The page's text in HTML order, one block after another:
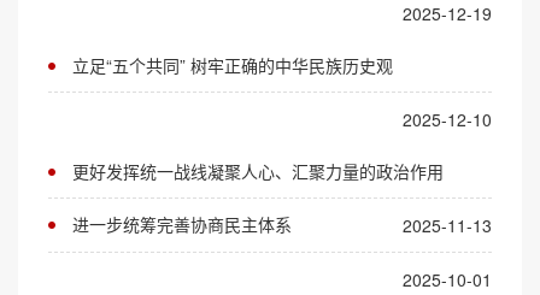
2025-12-19
立足“五个共同” 树牢正确的中华民族历史观
2025-12-10
更好发挥统一战线凝聚人心、汇聚力量的政治作用
2025-11-13
进一步统筹完善协商民主体系
2025-10-01